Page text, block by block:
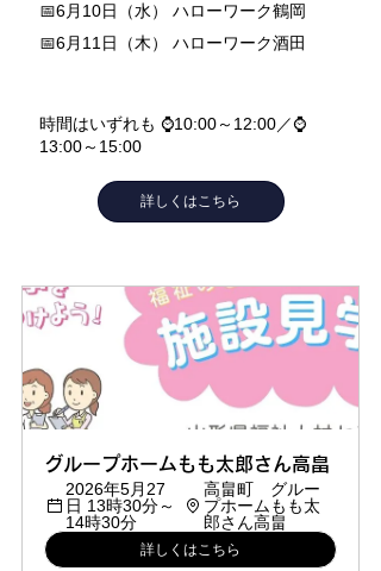
📅6月10日（水） ハローワーク鶴岡
📅6月11日（木） ハローワーク酒田
時間はいずれも ⌚10:00～12:00／⌚
13:00～15:00
詳しくはこちら
グループホームもも太郎さん高畠
2026年5月27
日 13時30分～
14時30分
高畠町　グルー
プホームもも太
郎さん高畠
詳しくはこちら